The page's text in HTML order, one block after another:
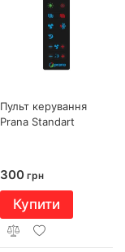
Пульт керування
Prana Standart
300грн
Купити